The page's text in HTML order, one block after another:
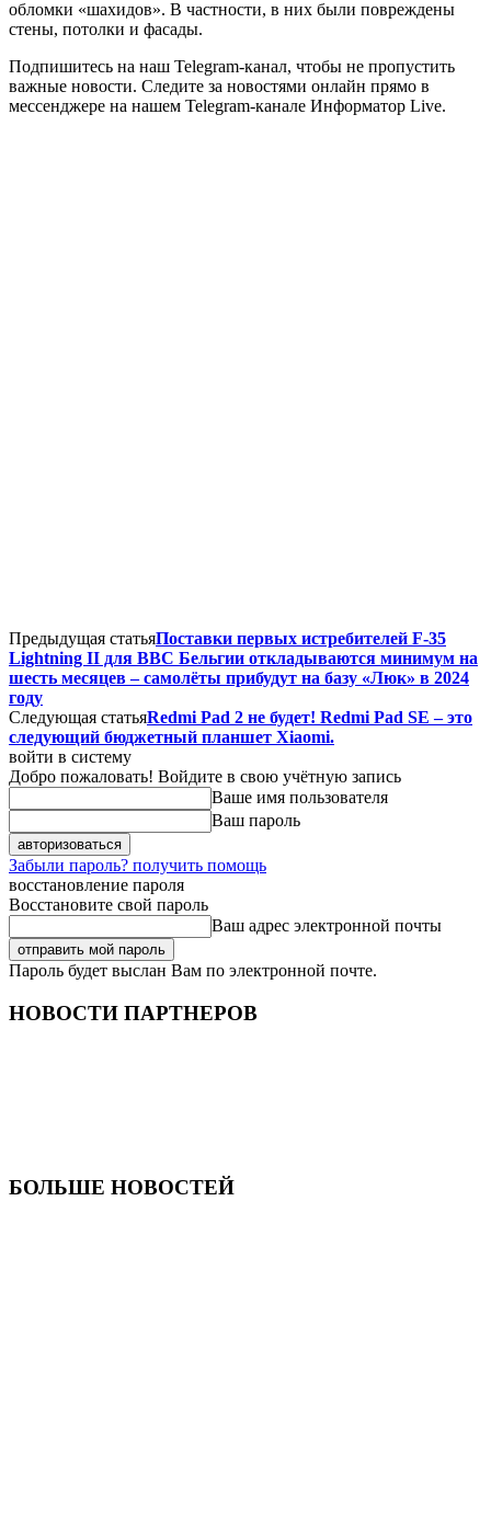
обломки «шахидов». В частности, в них были повреждены
стены, потолки и фасады.
Подпишитесь на наш Telegram-канал, чтобы не пропустить
важные новости. Следите за новостями онлайн прямо в
мессенджере на нашем Telegram-канале Информатор Live.
Предыдущая статьяПоставки первых истребителей F-35
Lightning II для ВВС Бельгии откладываются минимум на
шесть месяцев – самолёты прибудут на базу «Люк» в 2024
году
Следующая статьяRedmi Pad 2 не будет! Redmi Pad SE – это
следующий бюджетный планшет Xiaomi.
войти в систему
Добро пожаловать! Войдите в свою учётную запись
Ваше имя пользователя
Ваш пароль
Забыли пароль? получить помощь
восстановление пароля
Восстановите свой пароль
Ваш адрес электронной почты
Пароль будет выслан Вам по электронной почте.
НОВОСТИ ПАРТНЕРОВ
БОЛЬШЕ НОВОСТЕЙ